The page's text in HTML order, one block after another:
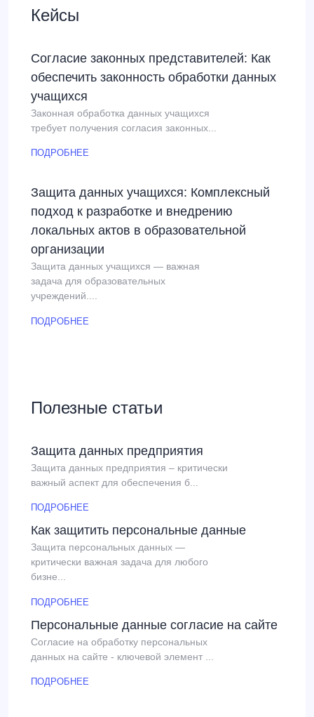
Кейсы
Согласие законных представителей: Как
обеспечить законность обработки данных
учащихся
Законная обработка данных учащихся
требует получения согласия законных...
ПОДРОБНЕЕ
Защита данных учащихся: Комплексный
подход к разработке и внедрению
локальных актов в образовательной
организации
Защита данных учащихся — важная
задача для образовательных
учреждений....
ПОДРОБНЕЕ
Полезные статьи
Защита данных предприятия
Защита данных предприятия – критически
важный аспект для обеспечения б...
ПОДРОБНЕЕ
Как защитить персональные данные
Защита персональных данных —
критически важная задача для любого
бизне...
ПОДРОБНЕЕ
Персональные данные согласие на сайте
Согласие на обработку персональных
данных на сайте - ключевой элемент ...
ПОДРОБНЕЕ